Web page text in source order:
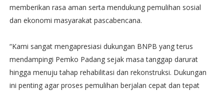
memberikan rasa aman serta mendukung pemulihan sosial
dan ekonomi masyarakat pascabencana.
“Kami sangat mengapresiasi dukungan BNPB yang terus
mendampingi Pemko Padang sejak masa tanggap darurat
hingga menuju tahap rehabilitasi dan rekonstruksi. Dukungan
ini penting agar proses pemulihan berjalan cepat dan tepat